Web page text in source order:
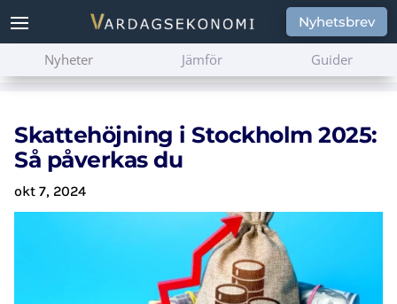
Nyhetsbrev
Nyheter Jämför Guider
Skattehöjning i Stockholm 2025:
Så påverkas du
okt 7, 2024